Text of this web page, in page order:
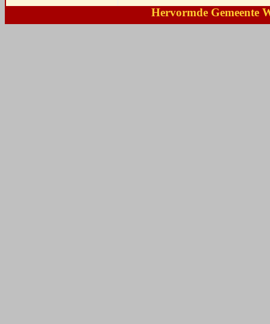
Hervormde